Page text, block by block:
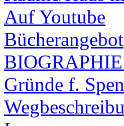
Auf Youtube
Bücherangebot
Gründe f.